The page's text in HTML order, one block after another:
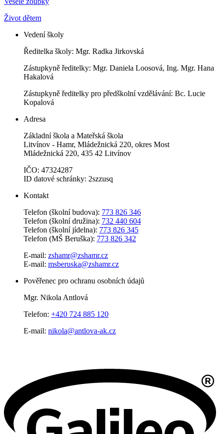
Život dětem
Vedení školy
Ředitelka školy: Mgr. Radka Jirkovská
Zástupkyně ředitelky: Mgr. Daniela Loosová, Ing. Mgr. Hana
Hakalová
Zástupkyně ředitelky pro předškolní vzdělávání: Bc. Lucie
Kopalová
Adresa
Základní škola a Mateřská škola
Litvínov - Hamr, Mládežnická 220, okres Most
Mládežnická 220, 435 42 Litvínov
IČO: 47324287
ID datové schránky: 2szzusq
Kontakt
Telefon (školní budova): 773 826 346
Telefon (školní družina): 732 440 604
Telefon (školní jídelna): 773 826 345
Telefon (MŠ Beruška): 773 826 342
E-mail: zshamr@zshamr.cz
E-mail: msberuska@zshamr.cz
Pověřenec pro ochranu osobních údajů
Mgr. Nikola Antlová
Telefon: +420 724 885 120
E-mail: nikola@antlova-ak.cz